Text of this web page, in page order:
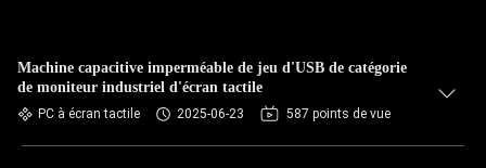
Machine capacitive imperméable de jeu d'USB de catégorie
de moniteur industriel d'écran tactile
PC à écran tactile 2025-06-23 587 points de vue